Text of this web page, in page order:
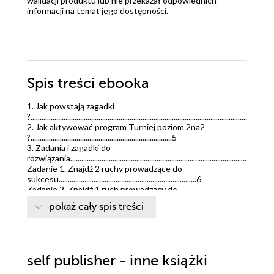
informacji na temat jego dostępności.
Spis treści ebooka
1. Jak powstają zagadki
?.............................................................................................................................4
2. Jak aktywować program Turniej poziom 2na2
?.............................................................................5
3. Zadania i zagadki do
rozwiązania........................................................................................................6
Zadanie 1. Znajdź 2 ruchy prowadzące do
sukcesu...........................................................................6
Zadanie 2. Znajdź 1 ruch prowadzący do
Zadanie 3. Znajdź 1 ruch prowadzący do
sukcesu...........................................................................16
sukcesu...........................................................................19
pokaż cały spis treści
self publisher - inne książki